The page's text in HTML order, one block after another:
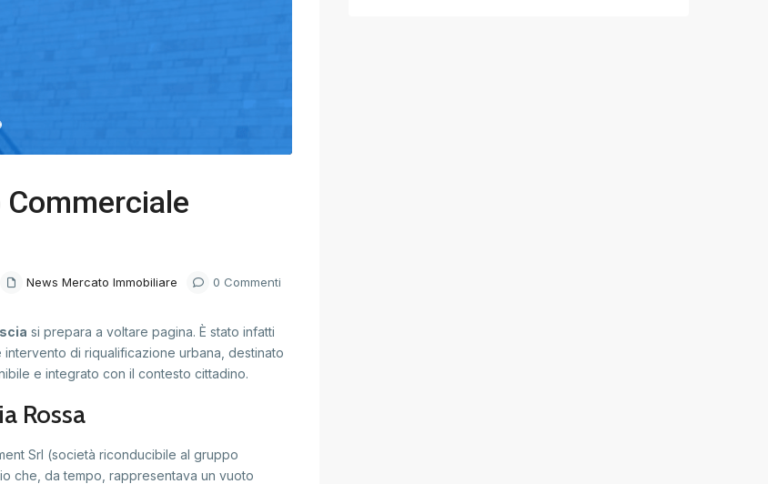
Commerciale
News Mercato Immobiliare 0 Commenti
si prepara a voltare pagina. È stato infatti
di riqualificazione urbana, destinato
e integrato con il contesto cittadino.
Rossa
Srl (società riconducibile al gruppo
che, da tempo, rappresentava un vuoto